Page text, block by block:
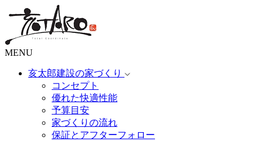
MENU
亥太郎建設の家づくり
コンセプト
優れた快適性能
予算目安
家づくりの流れ
保証とアフターフォロー